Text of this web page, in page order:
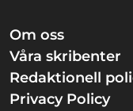
Om oss
Våra skribenter
Redaktionell
Privacy Policy